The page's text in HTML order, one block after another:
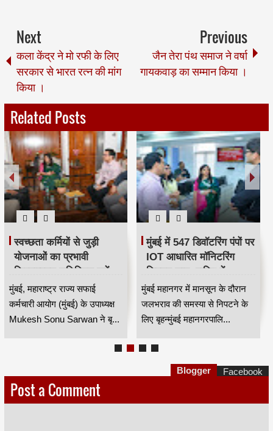
Next
कला केंद्र ने मो रफी के लिए
सरकार से भारत रत्न की मांग
किया ।
Previous
जैन तेरा पंथ समाज ने वर्षा
गायकवाड़ का सम्मान किया ।
Related Posts
स्वच्छता कर्मियों से जुड़ी
योजनाओं का प्रभावी
क्रियान्वयन सुनिश्चित करें —
महाराष्ट्र राज्य सफाई
कर्मचारी आयोग के उपाध्यक्ष
मुकेश सोनू सरवान HKA
मुंबई, महाराष्ट्र राज्य सफाई
कर्मचारी आयोग (मुंबई) के उपाध्यक्ष
Mukesh Sonu Sarwan ने बृ...
मुंबई में 547 डिवॉटरिंग पंपों पर
IOT आधारित मॉनिटरिंग
सिस्टम लागू, बारिश में
जलभराव नियंत्रण होगा
अधिक प्रभावी
मुंबई महानगर में मानसून के दौरान
जलभराव की समस्या से निपटने के
लिए बृहन्मुंबई महानगरपालि...
Post a Comment
Blogger Facebook